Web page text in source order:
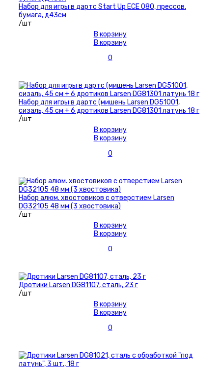
Набор для игры в дартс Start Up ECE 080, прессов.
бумага, д43см
/шт
В корзину
В корзину
0
Набор для игры в дартс (мишень Larsen DG51001,
сизаль, 45 см + 6 дротиков Larsen DG81301 латунь 18 г
/шт
В корзину
В корзину
0
Набор алюм. хвостовиков с отверстием Larsen
DG32105 48 мм (3 хвостовика)
/шт
В корзину
В корзину
0
Дротики Larsen DG81107, сталь, 23 г
/шт
В корзину
В корзину
0